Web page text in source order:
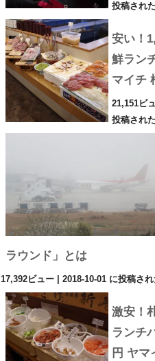
投稿された
安い！
鮮ラン
マイチ
21,151ビ
投稿された
ラウンド」とは
17,392ビュー |2018-10-01 に投稿され
激安！
ランチ
円 ヤマ